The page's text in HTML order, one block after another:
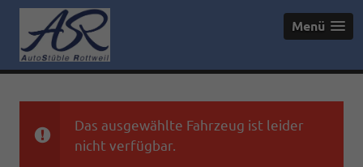
Menü
Das ausgewählte Fahrzeug ist leider
nicht verfügbar.